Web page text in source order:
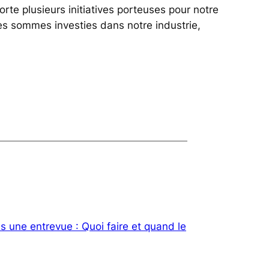
plusieurs initiatives porteuses pour notre
sommes investies dans notre industrie,
une entrevue : Quoi faire et quand le